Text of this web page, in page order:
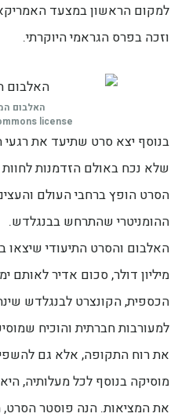
למקום הראשון במצעד
וזכה בפרס הגראמי היוקרתי.
האלבום
license
בנוסף יצא סרט שתיעד את רגעי
שלא נכח באולם הזדמנות
הסרט הופץ ברחבי העולם
ההומניטרי שהתרחש בבנגלדש.
מיליון דולר, סכום אדיר לאותם
הכספית, הקונצרט לבנגלדש
למעורבות חברתית והוכיח
את רוח התקופה, אלא גם
מוסיקה בנוסף לכל מעלותיה,
את המציאות. הנה פוסטר הסרט,